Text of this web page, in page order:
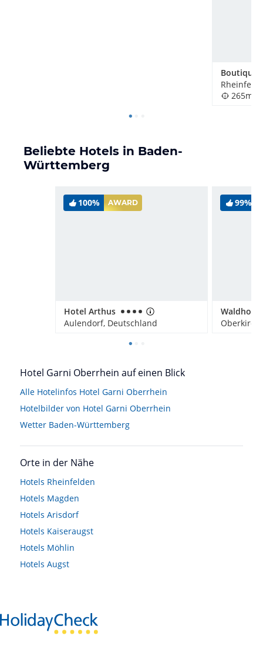
265m
Beliebte Hotels in Baden-
Württemberg
100% AWARD
Hotel Arthus
Aulendorf, Deutschland
99%
Hotel Garni Oberrhein auf einen Blick
Alle Hotelinfos Hotel Garni Oberrhein
Hotelbilder von Hotel Garni Oberrhein
Wetter Baden-Württemberg
Orte in der Nähe
Hotels Rheinfelden
Hotels Magden
Hotels Arisdorf
Hotels Kaiseraugst
Hotels Möhlin
Hotels Augst